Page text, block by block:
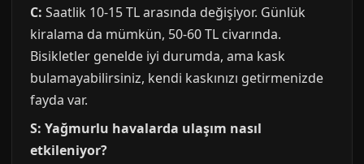
C: Saatlik 10-15 TL arasında değişiyor. Günlük
kiralama da mümkün, 50-60 TL civarında.
Bisikletler genelde iyi durumda, ama kask
bulamayabilirsiniz, kendi kaskınızı getirmenizde
fayda var.
S: Yağmurlu havalarda ulaşım nasıl
etkileniyor?